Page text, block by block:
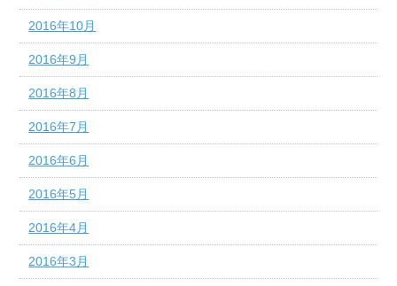
2016年10月
2016年9月
2016年8月
2016年7月
2016年6月
2016年5月
2016年4月
2016年3月